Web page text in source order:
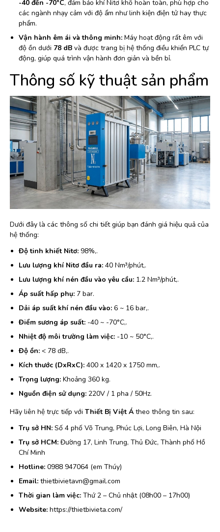
-40 đến -70°C, đảm bảo khí Nitơ khô hoàn toàn, phù hợp cho
các ngành nhạy cảm với độ ẩm như linh kiện điện tử hay thực
phẩm.
Vận hành êm ái và thông minh: Máy hoạt động rất êm với
độ ồn dưới 78 dB và được trang bị hệ thống điều khiển PLC tự
động, giúp quá trình vận hành đơn giản và bền bỉ.
Thông số kỹ thuật sản phẩm
Dưới đây là các thông số chi tiết giúp bạn đánh giá hiệu quả của
hệ thống:
Độ tinh khiết Nitơ: 98%,.
Lưu lượng khí Nitơ đầu ra: 40 Nm³/phút,.
Lưu lượng khí nén đầu vào yêu cầu: 1.2 Nm³/phút,.
Áp suất hấp phụ: 7 bar.
Dải áp suất khí nén đầu vào: 6 ~ 16 bar,.
Điểm sương áp suất: -40 ~ -70°C,.
Nhiệt độ môi trường làm việc: -10 ~ 50°C,.
Độ ồn: < 78 dB,.
Kích thước (DxRxC): 400 x 1420 x 1750 mm,.
Trọng lượng: Khoảng 360 kg.
Nguồn điện sử dụng: 220V / 1 pha / 50Hz.
Hãy liên hệ trực tiếp với Thiết Bị Việt Á theo thông tin sau:
Trụ sở HN: Số 4 phố Võ Trung, Phúc Lợi, Long Biên, Hà Nội
Trụ sở HCM: Đường 17, Linh Trung, Thủ Đức, Thành phố Hồ
Chí Minh
Hotline: 0988 947064 (em Thúy)
Email: thietbivietavn@gmail.com
Thời gian làm việc: Thứ 2 – Chủ nhật (08h00 – 17h00)
Website: https://thietbivieta.com/